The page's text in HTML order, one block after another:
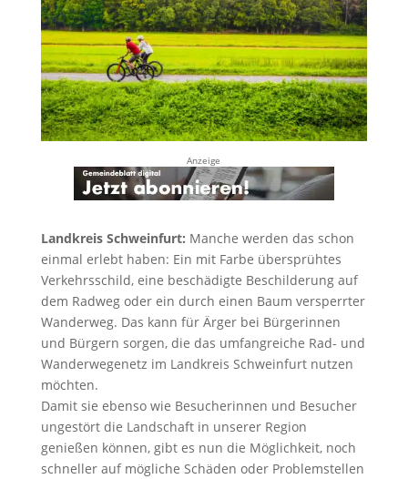
Anzeige
Landkreis Schweinfurt: Manche werden das schon
einmal erlebt haben: Ein mit Farbe übersprühtes
Verkehrsschild, eine beschädigte Beschilderung auf
dem Radweg oder ein durch einen Baum versperrter
Wanderweg. Das kann für Ärger bei Bürgerinnen
und Bürgern sorgen, die das umfangreiche Rad- und
Wanderwegenetz im Landkreis Schweinfurt nutzen
möchten.
Damit sie ebenso wie Besucherinnen und Besucher
ungestört die Landschaft in unserer Region
genießen können, gibt es nun die Möglichkeit, noch
schneller auf mögliche Schäden oder Problemstellen